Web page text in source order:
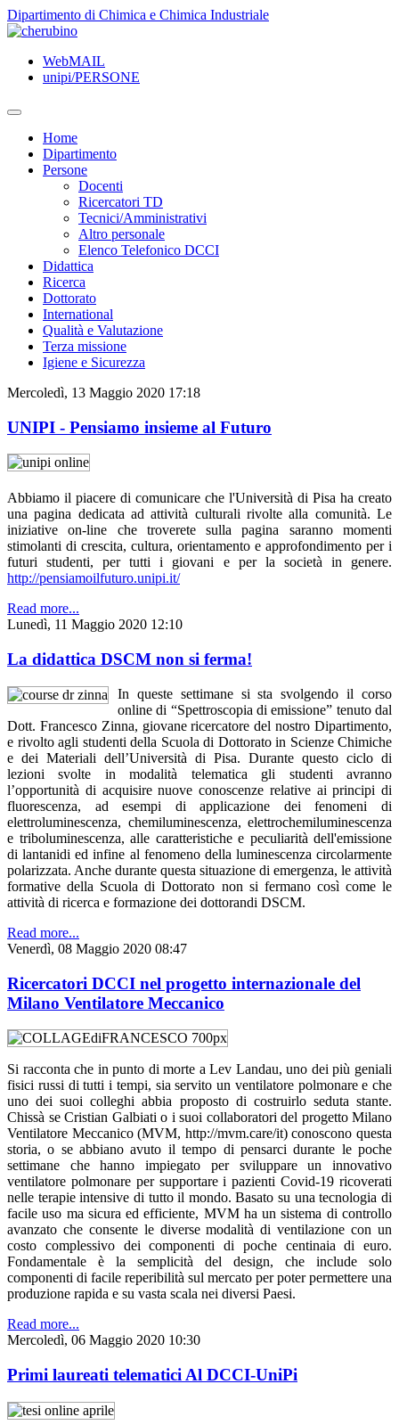
TPL_UNIPI_SKIP_TO_CONTENT
Dipartimento di Chimica e Chimica Industriale
WebMAIL
unipi/PERSONE
Home
Dipartimento
Persone
Docenti
Ricercatori TD
Tecnici/Amministrativi
Altro personale
Elenco Telefonico DCCI
Didattica
Ricerca
Dottorato
International
Qualità e Valutazione
Terza missione
Igiene e Sicurezza
Mercoledì, 13 Maggio 2020 17:18
UNIPI - Pensiamo insieme al Futuro
Abbiamo il piacere di comunicare che l'Università di Pisa ha creato
una pagina dedicata ad attività culturali rivolte alla comunità. Le
iniziative on-line che troverete sulla pagina saranno momenti
stimolanti di crescita, cultura, orientamento e approfondimento per i
futuri studenti, per tutti i giovani e per la società in genere.
http://pensiamoilfuturo.unipi.it/
Read more...
Lunedì, 11 Maggio 2020 12:10
La didattica DSCM non si ferma!
In queste settimane si sta svolgendo il corso
online di “Spettroscopia di emissione” tenuto dal
Dott. Francesco Zinna, giovane ricercatore del nostro Dipartimento,
e rivolto agli studenti della Scuola di Dottorato in Scienze Chimiche
e dei Materiali dell’Università di Pisa. Durante questo ciclo di
lezioni svolte in modalità telematica gli studenti avranno
l’opportunità di acquisire nuove conoscenze relative ai principi di
fluorescenza, ad esempi di applicazione dei fenomeni di
elettroluminescenza, chemiluminescenza, elettrochemiluminescenza
e triboluminescenza, alle caratteristiche e peculiarità dell'emissione
di lantanidi ed infine al fenomeno della luminescenza circolarmente
polarizzata. Anche durante questa situazione di emergenza, le attività
formative della Scuola di Dottorato non si fermano così come le
attività di ricerca e formazione dei dottorandi DSCM.
Read more...
Venerdì, 08 Maggio 2020 08:47
Ricercatori DCCI nel progetto internazionale del
Milano Ventilatore Meccanico
Si racconta che in punto di morte a Lev Landau, uno dei più geniali
fisici russi di tutti i tempi, sia servito un ventilatore polmonare e che
uno dei suoi colleghi abbia proposto di costruirlo seduta stante.
Chissà se Cristian Galbiati o i suoi collaboratori del progetto Milano
Ventilatore Meccanico (MVM, http://mvm.care/it) conoscono questa
storia, o se abbiano avuto il tempo di pensarci durante le poche
settimane che hanno impiegato per sviluppare un innovativo
ventilatore polmonare per supportare i pazienti Covid-19 ricoverati
nelle terapie intensive di tutto il mondo. Basato su una tecnologia di
facile uso ma sicura ed efficiente, MVM ha un sistema di controllo
avanzato che consente le diverse modalità di ventilazione con un
costo complessivo dei componenti di poche centinaia di euro.
Fondamentale è la semplicità del design, che include solo
componenti di facile reperibilità sul mercato per poter permettere una
produzione rapida e su vasta scala nei diversi Paesi.
Read more...
Mercoledì, 06 Maggio 2020 10:30
Primi laureati telematici Al DCCI-UniPi